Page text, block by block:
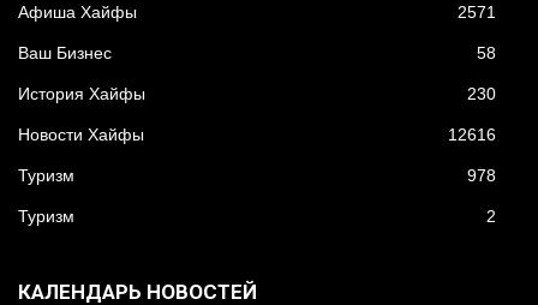
Афиша Хайфы 2571
Ваш Бизнес 58
История Хайфы 230
Новости Хайфы 12616
Туризм 978
Туризм 2
КАЛЕНДАРЬ НОВОСТЕЙ